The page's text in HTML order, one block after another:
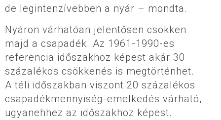
de legintenzívebben a nyár – mondta.
Nyáron várhatóan jelentősen csökken
majd a csapadék. Az 1961-1990-es
referencia időszakhoz képest akár 30
százalékos csökkenés is megtörténhet.
A téli időszakban viszont 20 százalékos
csapadékmennyiség-emelkedés várható,
ugyanehhez az időszakhoz képest.